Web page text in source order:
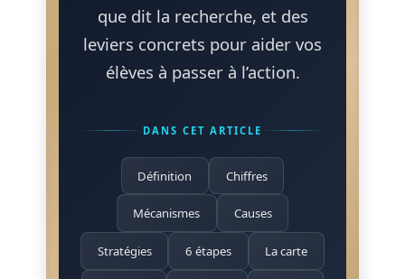
que dit la recherche, et des
leviers concrets pour aider vos
élèves à passer à l’action.
DANS CET ARTICLE
Définition Chiffres
Mécanismes Causes
Stratégies 6 étapes La carte